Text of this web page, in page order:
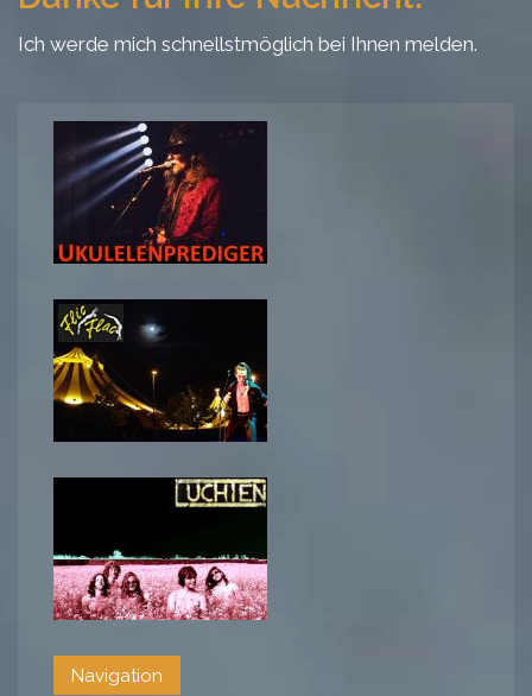
Ich werde mich schnellstmöglich bei Ihnen melden.
Navigation